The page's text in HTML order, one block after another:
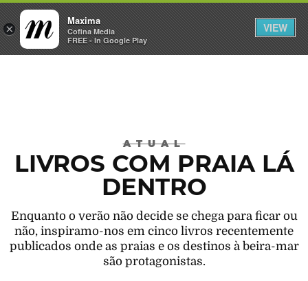
×
Maxima
Cofina Media
FREE - In Google Play
VIEW
INICIAR SESSÃO
ATUAL
LIVROS COM PRAIA LÁ
DENTRO
Enquanto o verão não decide se chega para ficar ou
não, inspiramo-nos em cinco livros recentemente
publicados onde as praias e os destinos à beira-mar
são protagonistas.